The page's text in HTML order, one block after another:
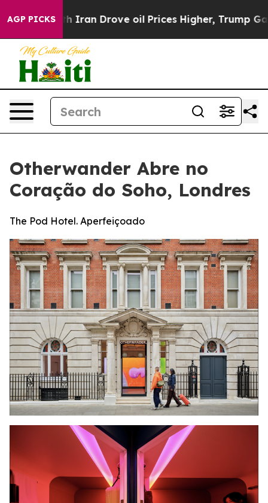
AGP PICKS
With Iran Drove oil Prices Higher, Trump Gave
Otherwander Abre no
Coração do Soho, Londres
The Pod Hotel. Aperfeiçoado